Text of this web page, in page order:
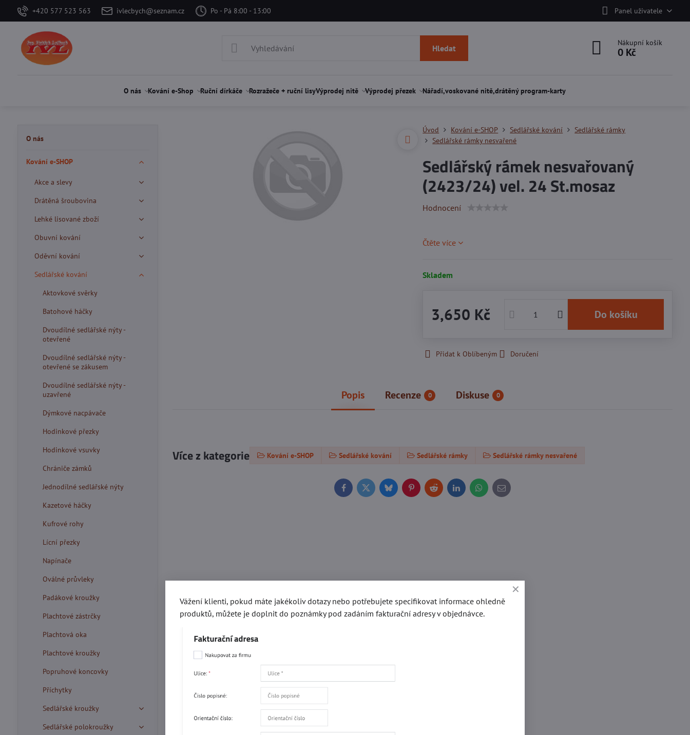
+420 577 523 563 ivlecbych@seznam.cz Po - Pá 8:00 - 13:00 Panel uživatele
Hledat
Nákupní košík
0 Kč
O nás Kování e-Shop Ruční dírkáče Rozražeče + ruční lisyVýprodej nitě Výprodej přezek Nářadí,voskované nitě,drátěný program-karty
Úvod Kování e-SHOP Sedlářské kování
Sedlářské rámky
Sedlářské rámky nesvařené
Sedlářský rámek nesvařovaný
(2423/24) vel. 24 St.mosaz
Hodnocení
Čtěte více
Skladem
3,650 Kč Do košíku
Přidat k Oblíbeným Doručení
Popis Recenze 0 Diskuse 0
Více z kategorie Kování e-SHOP Sedlářské kování Sedlářské rámky Sedlářské rámky nesvařené
FacebookTwitterBlueskyPinterestRedditLinkedInWhatsApp
E-
mail
O nás
Kování e-SHOP
Akce a slevy
Drátěná šroubovina
Lehké lisované zboží
Obuvní kování
Oděvní kování
Sedlářské kování
Aktovkové svěrky
Batohové háčky
Dvoudílné sedlářské nýty -
otevřené
Dvoudílné sedlářské nýty -
otevřené se zákusem
Dvoudílné sedlářské nýty -
uzavřené
Dýmkové nacpávače
Hodinkové přezky
Hodinkové vsuvky
Chrániče zámků
Jednodílné sedlářské nýty
Kazetové háčky
Kufrové rohy
Lícní přezky
Napínače
Oválné průvleky
Padákové kroužky
Plachtové zástrčky
Plachtová oka
Plachtové kroužky
Popruhové koncovky
Příchytky
Sedlářské kroužky
Sedlářské polokroužky
Vážení klienti, pokud máte jakékoliv dotazy nebo potřebujete specifikovat informace ohledně
produktů, můžete je doplnit do poznámky pod zadáním fakturační adresy v objednávce.